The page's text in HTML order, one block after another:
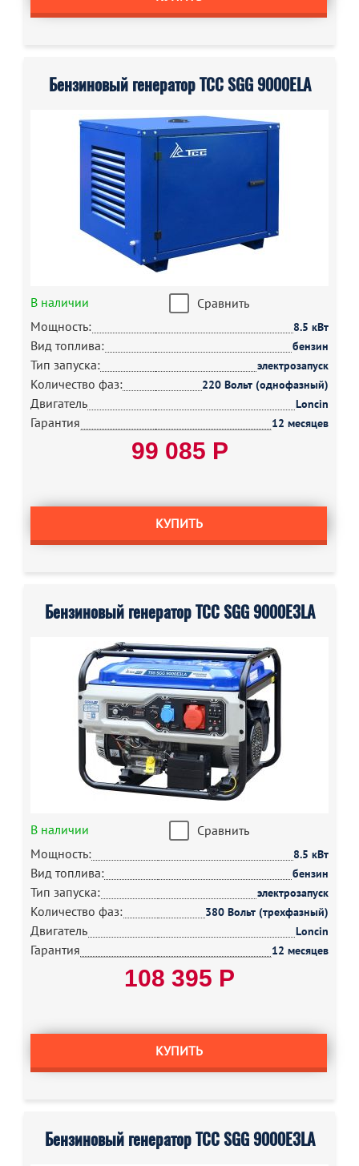
Бензиновый генератор ТСС SGG 9000ELA
В наличии
Сравнить
Мощность:
8.5 кВт
Вид топлива: бензин
Тип запуска: электрозапуск
Количество фаз: 220 Вольт (однофазный)
Двигатель Loncin
Гарантия 12 месяцев
99 085 Р
КУПИТЬ
Бензиновый генератор ТСС SGG 9000E3LA
В наличии
Сравнить
Мощность:
8.5 кВт
Вид топлива: бензин
Тип запуска: электрозапуск
Количество фаз: 380 Вольт (трехфазный)
Двигатель Loncin
Гарантия 12 месяцев
108 395 Р
КУПИТЬ
Бензиновый генератор ТСС SGG 9000E3LA